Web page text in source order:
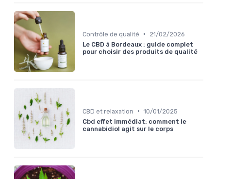
Contrôle de qualité •
21/02/2026
Le CBD à Bordeaux : guide complet
pour choisir des produits de qualité
CBD et relaxation • 10/01/2025
Cbd effet immédiat: comment le
cannabidiol agit sur le corps